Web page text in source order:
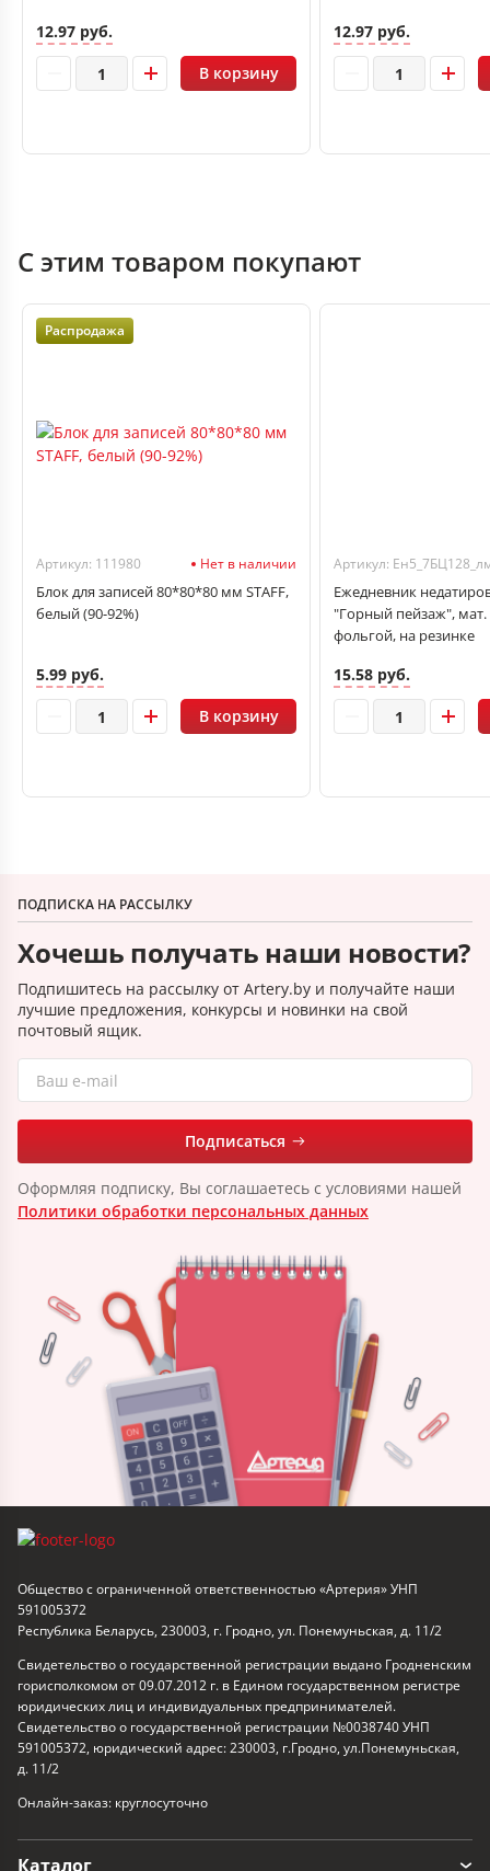
12.97 руб.
В корзину
12.97 руб.
С этим товаром покупают
Распродажа
Артикул: 111980 Нет в наличии
Блок для записей 80*80*80 мм STAFF,
белый (90-92%)
5.99 руб.
В корзину
Ежедневник
"Горный пейзаж", мат.
фольгой, на резинке
15.58 руб.
ПОДПИСКА НА РАССЫЛКУ
Хочешь получать наши новости?
Подпишитесь на рассылку от Artery.by и получайте наши
лучшие предложения, конкурсы и новинки на свой
почтовый ящик.
Подписаться
Оформляя подписку, Вы соглашаетесь с условиями нашей
Политики обработки персональных данных
Общество с ограниченной ответственностью «Артерия» УНП
591005372
Республика Беларусь, 230003, г. Гродно, ул. Понемуньская, д. 11/2
Свидетельство о государственной регистрации выдано Гродненским
горисполкомом от 09.07.2012 г. в Едином государственном регистре
юридических лиц и индивидуальных предпринимателей.
Свидетельство о государственной регистрации №0038740 УНП
591005372, юридический адрес: 230003, г.Гродно, ул.Понемуньская,
д. 11/2
Онлайн-заказ: круглосуточно
Каталог